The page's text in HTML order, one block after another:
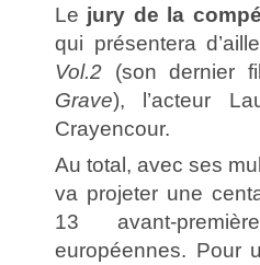
Le jury de la
qui présentera
Vol.2 (son dernier
Grave), l’acteur
Crayencour.
Au total, avec ses
va projeter une
13 avant-
européennes. Pour